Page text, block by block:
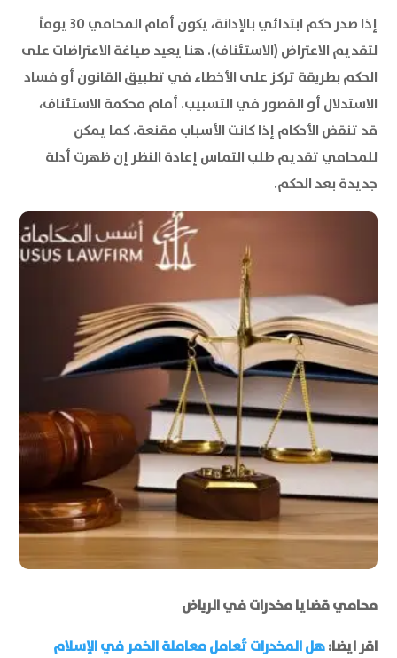
إذا صدر حكم ابتدائي بالإدانة، يكون أمام المحامي 30 يوماً
لتقديم الاعتراض (الاستئناف). هنا يعيد صياغة الاعتراضات على
الحكم بطريقة تركز على الأخطاء في تطبيق القانون أو فساد
الاستدلال أو القصور في التسبيب. أمام محكمة الاستئناف،
قد تنقض الأحكام إذا كانت الأسباب مقنعة. كما يمكن
للمحامي تقديم طلب التماس إعادة النظر إن ظهرت أدلة
جديدة بعد الحكم.
محامي قضايا مخدرات في الرياض
اقر ايضا:هل المخدرات تُعامل معاملة الخمر في الإسلام